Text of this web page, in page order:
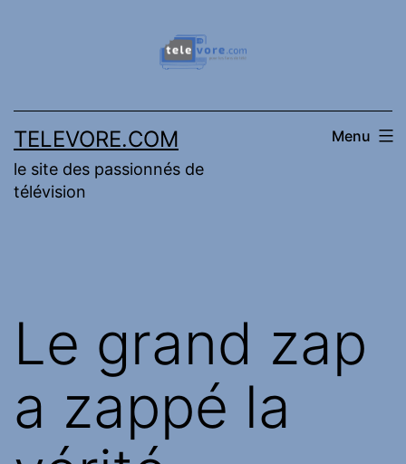
TELEVORE.COM
le site des passionnés de
télévision
Menu
Le grand zap
a zappé la